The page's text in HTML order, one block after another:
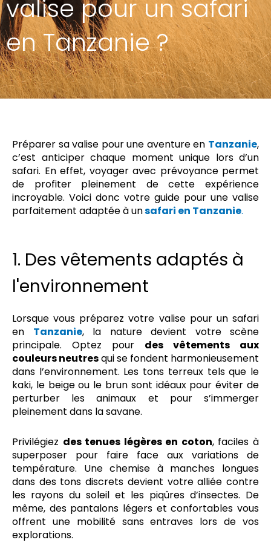
valise pour un safari
en Tanzanie ?
Préparer sa valise pour une aventure en Tanzanie,
c’est anticiper chaque moment unique lors d’un
safari. En effet, voyager avec prévoyance permet
de profiter pleinement de cette expérience
incroyable. Voici donc votre guide pour une valise
parfaitement adaptée à unsafari en Tanzanie.
1. Des vêtements adaptés à
l'environnement
Lorsque vous préparez votre valise pour un safari
en Tanzanie, la nature devient votre scène
principale. Optez pour des vêtements aux
couleurs neutresqui se fondent harmonieusement
dans l’environnement. Les tons terreux tels que le
kaki, le beige ou le brun sont idéaux pour éviter de
perturber les animaux et pour s’immerger
pleinement dans la savane.
Privilégiez des tenues légères en coton, faciles à
superposer pour faire face aux variations de
température. Une chemise à manches longues
dans des tons discrets devient votre alliée contre
les rayons du soleil et les piqûres d’insectes. De
même, des pantalons légers et confortables vous
offrent une mobilité sans entraves lors de vos
explorations.